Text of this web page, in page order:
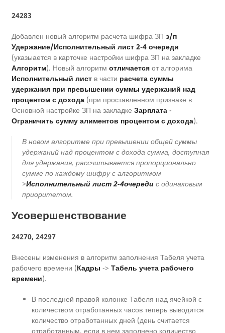
24283
Добавлен новый алгоритм расчета шифра ЗП з/п
Удержание/Исполнительный лист 2-4 очереди
(указыается в карточке настройки шифра ЗП на закладке
Алгоритм). Новый алгоритм отличается от алгорима
Исполнительный лист в части расчета суммы
удержания при превышении суммы удержаний над
процентом с дохода (при проставленном признаке в
Основной настройке ЗП на закладке Зарплата -
Ограничить сумму алиментов процентом с дохода).
В новом алгоритме при превышении общей суммы
удержаний над процентом с дохода сумма, доступная
для удержания, рассчитывается пропорционально
сумме по каждому шифру с алгоритмом
>Исполнительный лист 2-4очереди с одинаковым
приоритетом.
Усовершенствование
24270, 24297
Внесены изменения в алгоритм заполнения Табеля учета
рабочего времени (Кадры -> Табель учета рабочего
времени).
В последней правой колонке Табеля над ячейкой с
количеством отработанных часов теперь выводится
количество отработанных дней (день считается
отработанным, если в нем заполнено количество